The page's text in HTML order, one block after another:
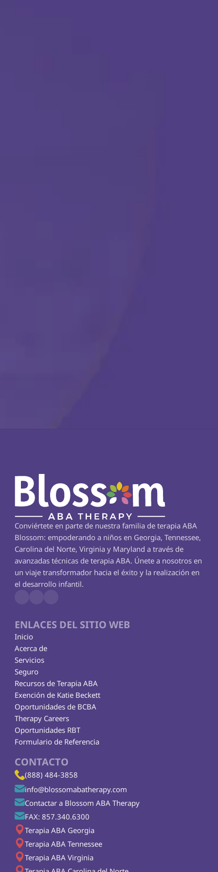
Conviértete en parte de nuestra familia de terapia ABA
Blossom: empoderando a niños en Georgia, Tennessee,
Carolina del Norte, Virginia y Maryland a través de
avanzadas técnicas de terapia ABA. Únete a nosotros en
un viaje transformador hacia el éxito y la realización en
el desarrollo infantil.
ENLACES DEL SITIO WEB
Inicio
Acerca de
Servicios
Seguro
Exención de Katie Beckett
Recursos de Terapia ABA
Therapy Careers
Oportunidades de BCBA
Oportunidades RBT
Formulario de Referencia
CONTACTO
(888) 484-3858
info@blossomabatherapy.com
Contactar a Blossom ABA Therapy
FAX: 857.340.6300
Terapia ABA Georgia
Terapia ABA Tennessee
Terapia ABA Virginia